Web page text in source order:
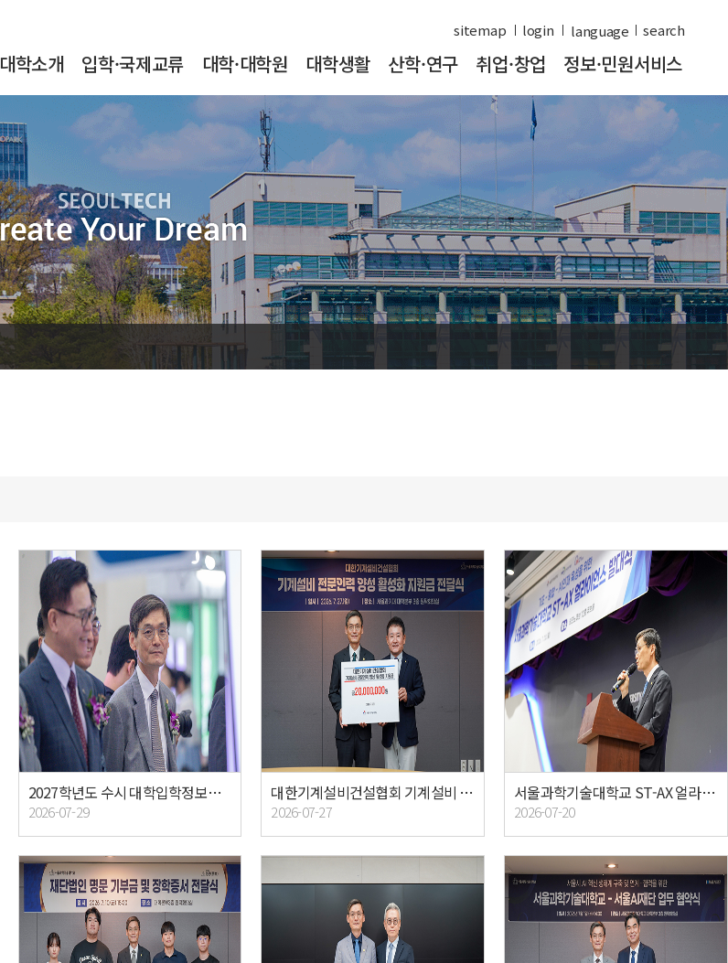
sitemap login search
대학소개 입학·국제교류 대학·대학원 대학생활 산학·연구 취업·창업 정보·민원서비스
2027학년도 수시 대학입학정보박람회
2026-07-29
대한기계설비건설협회 기계설비 전문인력 양성 활성화 지원금 전달식
2026-07-27
서울과학기술대학교 ST-AX 얼라이언스 발대식
2026-07-20